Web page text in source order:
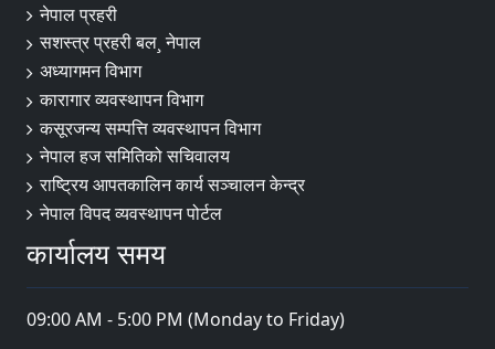
नेपाल प्रहरी
सशस्त्र प्रहरी बल¸ नेपाल
अध्यागमन विभाग
कारागार व्यवस्थापन विभाग
कसूरजन्य सम्पत्ति व्यवस्थापन विभाग
नेपाल हज समितिको सचिवालय
राष्ट्रिय आपतकालिन कार्य सञ्चालन केन्द्र
नेपाल विपद व्यवस्थापन पोर्टल
कार्यालय समय
09:00 AM - 5:00 PM (Monday to Friday)